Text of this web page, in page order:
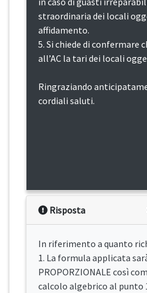
straordinaria dei locali
affidamento.
5. Si chiede di confermare
all’AC la tari dei locali
Ringraziando
cordiali saluti.
Risposta
In riferimento a quanto
1. La formula applicata
PROPORZIONALE così
calcolo algebrico al punto